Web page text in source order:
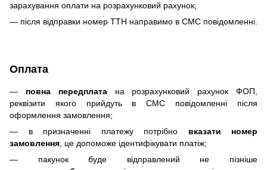
зарахування оплати на розрахунковий рахунок;
— після відправки номер ТТН направимо в СМС повідомленні.
Оплата
— повна передплатана розрахунковий рахунок ФОП,
реквізити якого прийдуть в СМС повідомленні після
оформлення замовлення;
— в призначенні платежу потрібно вказати номер
замовлення, це допоможе ідентифікувати платіж;
— пакунок буде відправлений не пізніше